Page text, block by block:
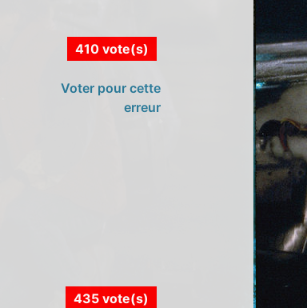
410 vote(s)
Voter pour cette
erreur
435 vote(s)